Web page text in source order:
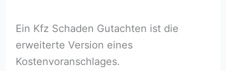
Ein Kfz Schaden Gutachten ist die
erweiterte Version eines
Kostenvoranschlages.